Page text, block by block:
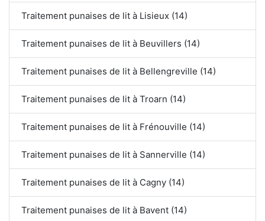
Traitement punaises de lit à Lisieux (14)
Traitement punaises de lit à Beuvillers (14)
Traitement punaises de lit à Bellengreville (14)
Traitement punaises de lit à Troarn (14)
Traitement punaises de lit à Frénouville (14)
Traitement punaises de lit à Sannerville (14)
Traitement punaises de lit à Cagny (14)
Traitement punaises de lit à Bavent (14)